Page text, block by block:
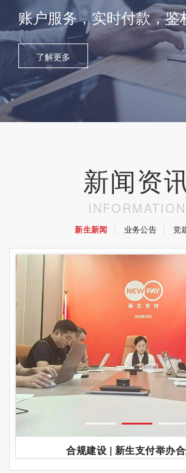
账户服务，实时付款，鉴
了解更多
新闻资
INFORMATION
新生新闻 业务公告 党
合规建设 | 新生支付举办